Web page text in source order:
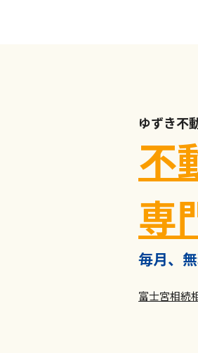
ゆずき不
不
専
毎月、
富士宮相続